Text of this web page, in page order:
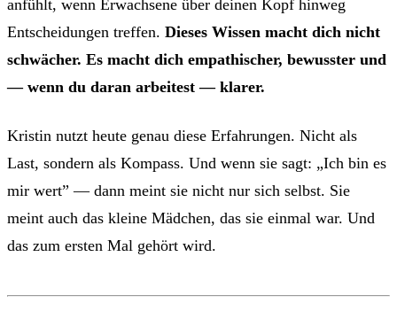
anfühlt, wenn Erwachsene über deinen Kopf hinweg
Entscheidungen treffen. Dieses Wissen macht dich nicht
schwächer. Es macht dich empathischer, bewusster und
— wenn du daran arbeitest — klarer.
Kristin nutzt heute genau diese Erfahrungen. Nicht als
Last, sondern als Kompass. Und wenn sie sagt: „Ich bin es
mir wert” — dann meint sie nicht nur sich selbst. Sie
meint auch das kleine Mädchen, das sie einmal war. Und
das zum ersten Mal gehört wird.